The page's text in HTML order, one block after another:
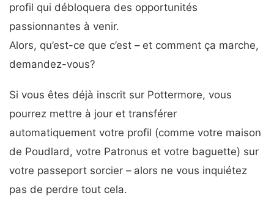
profil qui débloquera des opportunités
passionnantes à venir.
Alors, qu’est-ce que c’est – et comment ça marche,
demandez-vous?
Si vous êtes déjà inscrit sur Pottermore, vous
pourrez mettre à jour et transférer
automatiquement votre profil (comme votre maison
de Poudlard, votre Patronus et votre baguette) sur
votre passeport sorcier – alors ne vous inquiétez
pas de perdre tout cela.